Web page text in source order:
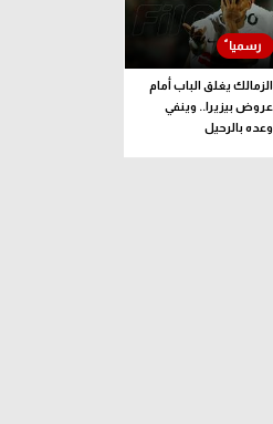
الزمالك يغلق الباب أمام
عروض بيزيرا.. وينفي
وعده بالرحيل